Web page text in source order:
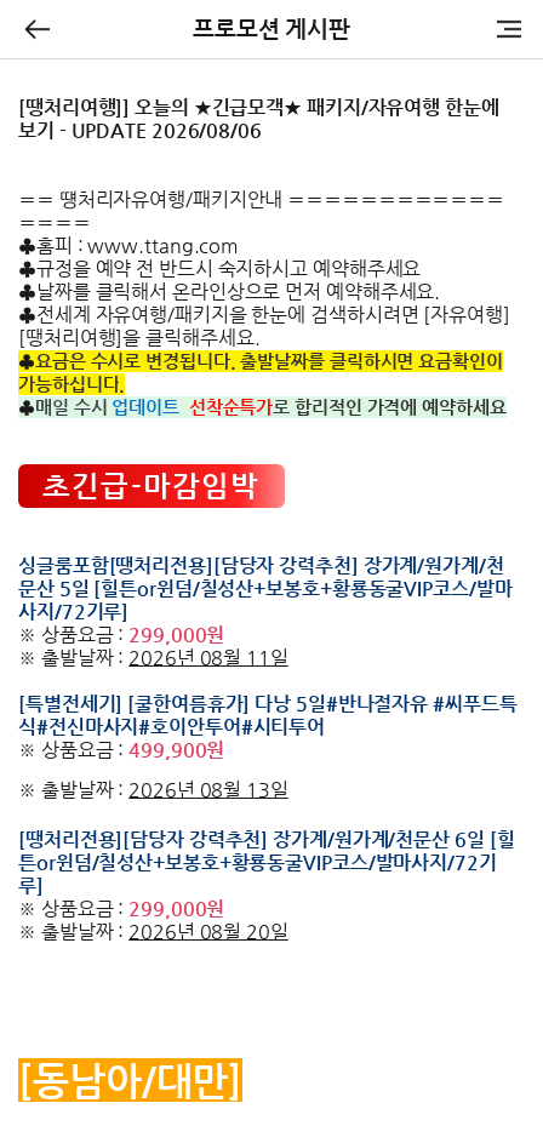
프로모션 게시판
[땡처리여행]] 오늘의 ★긴급모객★ 패키지/자유여행 한눈에
보기 - UPDATE 2026/08/06
〓〓 떙처리자유여행/패키지안내 〓〓〓〓〓〓〓〓〓〓〓〓
〓〓〓〓
♣홈피 :www.ttang.com
♣규정을 예약 전 반드시 숙지하시고 예약해주세요
♣날짜를 클릭해서 온라인상으로 먼저 예약해주세요.
♣전세계 자유여행/패키지을 한눈에 검색하시려면 [자유여행]
[땡처리여행]을 클릭해주세요.
♣요금은 수시로 변경됩니다.출발날짜를 클릭하시면 요금확인이
가능하십니다
♣매일 수시 업데이트 선착순특가로 합리적인 가격에 예약하세요
초긴급-마감임박
싱글룸포함[땡처리전용][담당자 강력추천] 장가계/원가계/천
문산 5일 [힐튼or윈덤/칠성산+보봉호+황룡동굴VIP코스/발마
사지/72기루]
※ 상품요금 : 299,000원
※ 출발날짜 : 2026년 08월 11일
[특별전세기] [쿨한여름휴가] 다낭 5일#반나절자유 #씨푸드특
식#전신마사지#호이안투어#시티투어
※ 상품요금 :499,900원
※ 출발날짜 : 2026년 08월 13일
[땡처리전용][담당자 강력추천] 장가계/원가계/천문산 6일 [힐
튼or윈덤/칠성산+보봉호+황룡동굴VIP코스/발마사지/72기
루]
※ 상품요금 : 299,000원
※ 출발날짜 : 2026년 08월 20일
[동남아/대만]